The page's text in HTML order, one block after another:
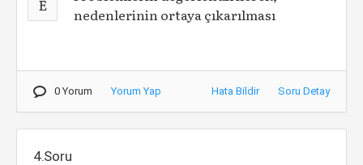
E
nedenlerinin ortaya çıkarılması
0 Yorum Yorum Yap Hata Bildir Soru Detay
4.Soru